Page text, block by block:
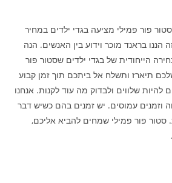
פור פמילי מציעה בגדי ילדים במחיר
הננו בראנד מוכר וידוע בין האנשים. הנה
הייחודית של בגדי ילדים שסטור פור
תיארז ותשלח אל ביתכם תוך זמן קבוע
שלווים ולבדוק מה עוד לקנות. אנחנו
וזמנים עמוסים. יש זמנים בהם כשיש דבר
פור פמילי שמחים להביא אליכם,